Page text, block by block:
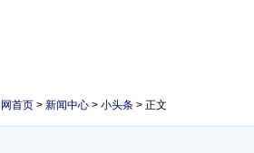
首页 > 新闻中心 > 小头条 > 正文